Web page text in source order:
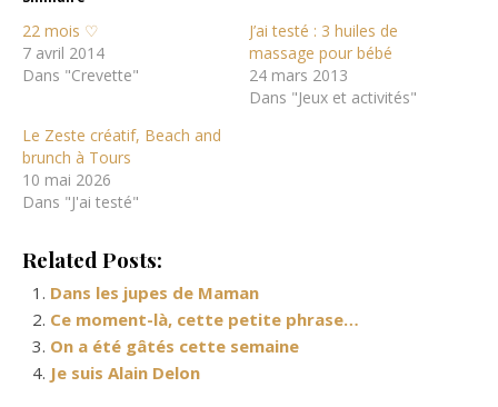
22 mois ♡
7 avril 2014
Dans "Crevette"
J’ai testé : 3 huiles de
massage pour bébé
24 mars 2013
Dans "Jeux et activités"
Le Zeste créatif, Beach and
brunch à Tours
10 mai 2026
Dans "J'ai testé"
Related Posts:
Dans les jupes de Maman
Ce moment-là, cette petite phrase…
On a été gâtés cette semaine
Je suis Alain Delon